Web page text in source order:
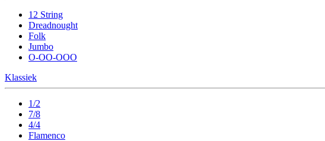
12 String
Dreadnought
Folk
Jumbo
O-OO-OOO
Klassiek
1/2
7/8
4/4
Flamenco